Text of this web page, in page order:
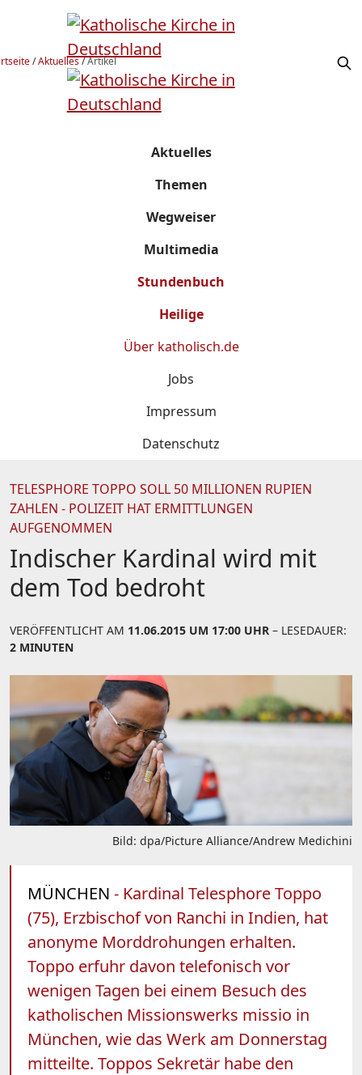
/Aktuelles/Artikel
Aktuelles
Themen
Wegweiser
Multimedia
Stundenbuch
Heilige
Über katholisch.de
Jobs
Impressum
Datenschutz
TELESPHORE TOPPO SOLL 50 MILLIONEN RUPIEN
ZAHLEN - POLIZEIT HAT ERMITTLUNGEN
AUFGENOMMEN
Indischer Kardinal wird mit
dem Tod bedroht
VERÖFFENTLICHT AM 11.06.2015 UM 17:00 UHR – LESEDAUER:
2 MINUTEN
Bild: dpa/Picture Alliance/Andrew Medichini
MÜNCHEN - Kardinal Telesphore Toppo
(75), Erzbischof von Ranchi in Indien, hat
anonyme Morddrohungen erhalten.
Toppo erfuhr davon telefonisch vor
wenigen Tagen bei einem Besuch des
katholischen Missionswerks missio in
München, wie das Werk am Donnerstag
mitteilte. Toppos Sekretär habe den